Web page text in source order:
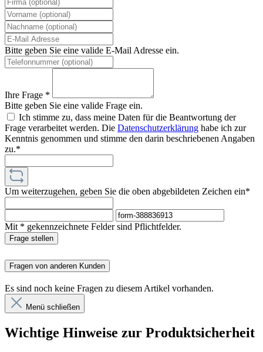
Bitte geben Sie eine valide E-Mail Adresse ein.
Ihre Frage *
Bitte geben Sie eine valide Frage ein.
Ich stimme zu, dass meine Daten für die Beantwortung der
Frage verarbeitet werden. Die Datenschutzerklärung habe ich zur
Kenntnis genommen und stimme den darin beschriebenen Angaben
zu.*
Um weiterzugehen, geben Sie die oben abgebildeten Zeichen ein*
Mit * gekennzeichnete Felder sind Pflichtfelder.
Frage stellen
Fragen von anderen Kunden
Es sind noch keine Fragen zu diesem Artikel vorhanden.
Menü schließen
Wichtige Hinweise zur Produktsicherheit